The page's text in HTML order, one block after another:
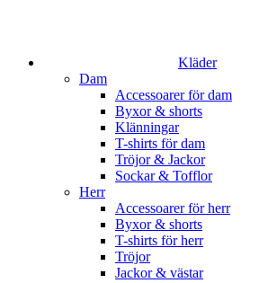
Kläder
Dam
Accessoarer för dam
Byxor & shorts
Klänningar
T-shirts för dam
Tröjor & Jackor
Sockar & Tofflor
Herr
Accessoarer för herr
Byxor & shorts
T-shirts för herr
Tröjor
Jackor & västar